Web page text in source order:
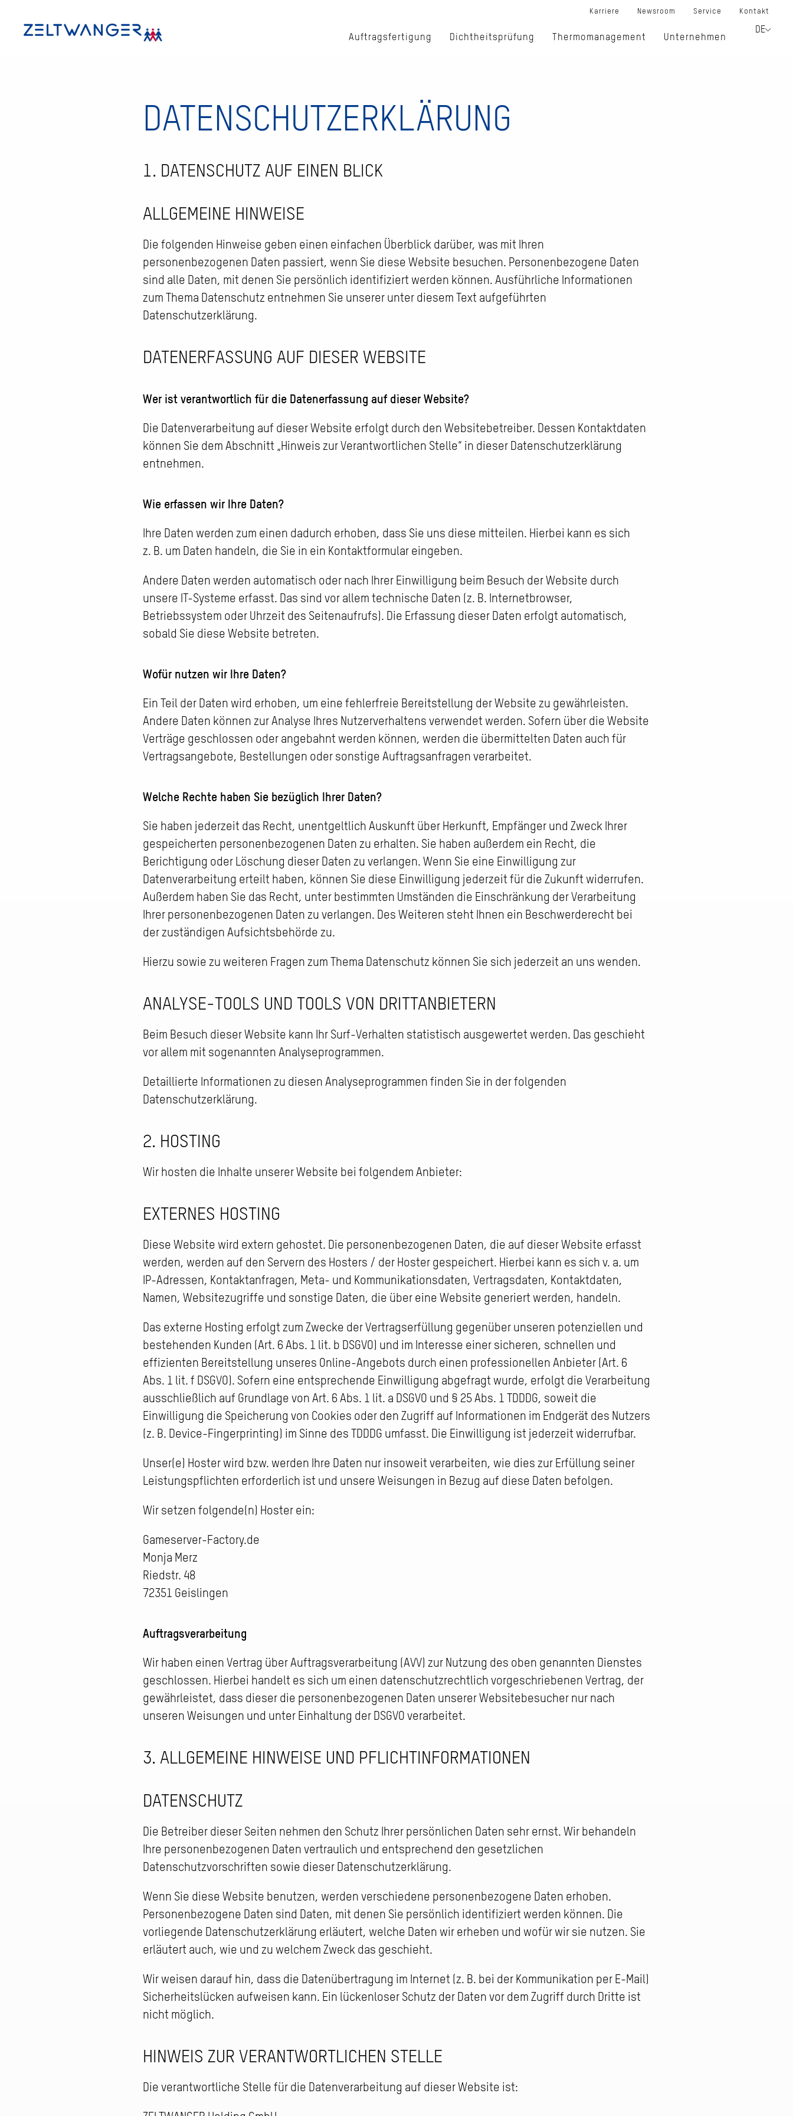
Karriere Newsroom Service Kontakt
Auftragsfertigung Dichtheitsprüfung Thermomanagement Unternehmen
DE
DATENSCHUTZ­ERKLÄRUNG
1. DATENSCHUTZ AUF EINEN BLICK
ALLGEMEINE HINWEISE
Die folgenden Hinweise geben einen einfachen Überblick darüber, was mit Ihren
personenbezogenen Daten passiert, wenn Sie diese Website besuchen. Personenbezogene Daten
sind alle Daten, mit denen Sie persönlich identifiziert werden können. Ausführliche Informationen
zum Thema Datenschutz entnehmen Sie unserer unter diesem Text aufgeführten
Datenschutzerklärung.
DATENERFASSUNG AUF DIESER WEBSITE
Wer ist verantwortlich für die Datenerfassung auf dieser Website?
Die Datenverarbeitung auf dieser Website erfolgt durch den Websitebetreiber. Dessen Kontaktdaten
können Sie dem Abschnitt „Hinweis zur Verantwortlichen Stelle“ in dieser Datenschutzerklärung
entnehmen.
Wie erfassen wir Ihre Daten?
Ihre Daten werden zum einen dadurch erhoben, dass Sie uns diese mitteilen. Hierbei kann es sich
z. B. um Daten handeln, die Sie in ein Kontaktformular eingeben.
Andere Daten werden automatisch oder nach Ihrer Einwilligung beim Besuch der Website durch
unsere IT-Systeme erfasst. Das sind vor allem technische Daten (z. B. Internetbrowser,
Betriebssystem oder Uhrzeit des Seitenaufrufs). Die Erfassung dieser Daten erfolgt automatisch,
sobald Sie diese Website betreten.
Wofür nutzen wir Ihre Daten?
Ein Teil der Daten wird erhoben, um eine fehlerfreie Bereitstellung der Website zu gewährleisten.
Andere Daten können zur Analyse Ihres Nutzerverhaltens verwendet werden. Sofern über die Website
Verträge geschlossen oder angebahnt werden können, werden die übermittelten Daten auch für
Vertragsangebote, Bestellungen oder sonstige Auftragsanfragen verarbeitet.
Welche Rechte haben Sie bezüglich Ihrer Daten?
Sie haben jederzeit das Recht, unentgeltlich Auskunft über Herkunft, Empfänger und Zweck Ihrer
gespeicherten personenbezogenen Daten zu erhalten. Sie haben außerdem ein Recht, die
Berichtigung oder Löschung dieser Daten zu verlangen. Wenn Sie eine Einwilligung zur
Datenverarbeitung erteilt haben, können Sie diese Einwilligung jederzeit für die Zukunft widerrufen.
Außerdem haben Sie das Recht, unter bestimmten Umständen die Einschränkung der Verarbeitung
Ihrer personenbezogenen Daten zu verlangen. Des Weiteren steht Ihnen ein Beschwerderecht bei
der zuständigen Aufsichtsbehörde zu.
Hierzu sowie zu weiteren Fragen zum Thema Datenschutz können Sie sich jederzeit an uns wenden.
ANALYSE-TOOLS UND TOOLS VON DRITT­ANBIETERN
Beim Besuch dieser Website kann Ihr Surf-Verhalten statistisch ausgewertet werden. Das geschieht
vor allem mit sogenannten Analyseprogrammen.
Detaillierte Informationen zu diesen Analyseprogrammen finden Sie in der folgenden
Datenschutzerklärung.
2. HOSTING
Wir hosten die Inhalte unserer Website bei folgendem Anbieter:
EXTERNES HOSTING
Diese Website wird extern gehostet. Die personenbezogenen Daten, die auf dieser Website erfasst
werden, werden auf den Servern des Hosters / der Hoster gespeichert. Hierbei kann es sich v. a. um
IP-Adressen, Kontaktanfragen, Meta- und Kommunikationsdaten, Vertragsdaten, Kontaktdaten,
Namen, Websitezugriffe und sonstige Daten, die über eine Website generiert werden, handeln.
Das externe Hosting erfolgt zum Zwecke der Vertragserfüllung gegenüber unseren potenziellen und
bestehenden Kunden (Art. 6 Abs. 1 lit. b DSGVO) und im Interesse einer sicheren, schnellen und
effizienten Bereitstellung unseres Online-Angebots durch einen professionellen Anbieter (Art. 6
Abs. 1 lit. f DSGVO). Sofern eine entsprechende Einwilligung abgefragt wurde, erfolgt die Verarbeitung
ausschließlich auf Grundlage von Art. 6 Abs. 1 lit. a DSGVO und § 25 Abs. 1 TDDDG, soweit die
Einwilligung die Speicherung von Cookies oder den Zugriff auf Informationen im Endgerät des Nutzers
(z. B. Device-Fingerprinting) im Sinne des TDDDG umfasst. Die Einwilligung ist jederzeit widerrufbar.
Unser(e) Hoster wird bzw. werden Ihre Daten nur insoweit verarbeiten, wie dies zur Erfüllung seiner
Leistungspflichten erforderlich ist und unsere Weisungen in Bezug auf diese Daten befolgen.
Wir setzen folgende(n) Hoster ein:
Gameserver-Factory.de
Monja Merz
Riedstr. 48
72351 Geislingen
Auftragsverarbeitung
Wir haben einen Vertrag über Auftragsverarbeitung (AVV) zur Nutzung des oben genannten Dienstes
geschlossen. Hierbei handelt es sich um einen datenschutzrechtlich vorgeschriebenen Vertrag, der
gewährleistet, dass dieser die personenbezogenen Daten unserer Websitebesucher nur nach
unseren Weisungen und unter Einhaltung der DSGVO verarbeitet.
3. ALLGEMEINE HINWEISE UND PFLICHT­INFORMATIONEN
DATENSCHUTZ
Die Betreiber dieser Seiten nehmen den Schutz Ihrer persönlichen Daten sehr ernst. Wir behandeln
Ihre personenbezogenen Daten vertraulich und entsprechend den gesetzlichen
Datenschutzvorschriften sowie dieser Datenschutzerklärung.
Wenn Sie diese Website benutzen, werden verschiedene personenbezogene Daten erhoben.
Personenbezogene Daten sind Daten, mit denen Sie persönlich identifiziert werden können. Die
vorliegende Datenschutzerklärung erläutert, welche Daten wir erheben und wofür wir sie nutzen. Sie
erläutert auch, wie und zu welchem Zweck das geschieht.
Wir weisen darauf hin, dass die Datenübertragung im Internet (z. B. bei der Kommunikation per E-Mail)
Sicherheitslücken aufweisen kann. Ein lückenloser Schutz der Daten vor dem Zugriff durch Dritte ist
nicht möglich.
HINWEIS ZUR VERANTWORTLICHEN STELLE
Die verantwortliche Stelle für die Datenverarbeitung auf dieser Website ist: